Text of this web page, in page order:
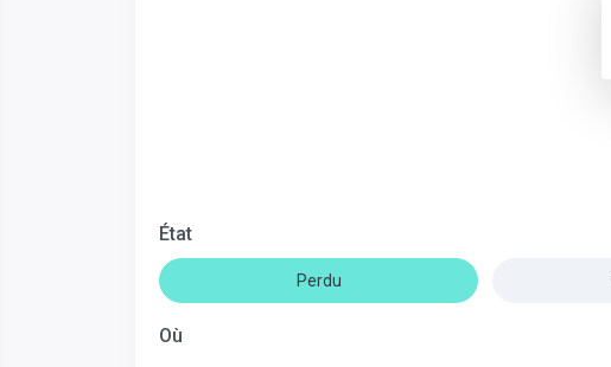
État
Perdu
Où